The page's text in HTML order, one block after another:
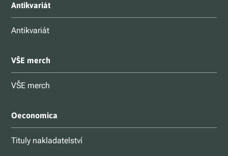
Antikvariát
Antikvariát
VŠE merch
VŠE merch
Oeconomica
Tituly nakladatelství